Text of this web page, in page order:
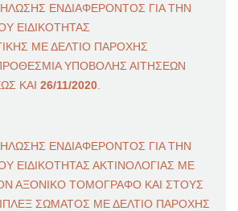
ΕΝΔΙΑΦΕΡΟΝΤΟΣ ΓΙΑ ΤΗΝ
ΕΙΔΙΚΟΤΗΤΑΣ
ΜΕ ΔΕΛΤΙΟ ΠΑΡΟΧΗΣ
ΥΠΟΒΟΛΗΣ ΑΙΤΗΣΕΩΝ
ΚΑΙ 26/11/2020
ΕΝΔΙΑΦΕΡΟΝΤΟΣ ΓΙΑ ΤΗΝ
ΕΙΔΙΚΟΤΗΤΑΣ ΑΚΤΙΝΟΛΟΓΙΑΣ ΜΕ
ΑΞΟΝΙΚΟ ΤΟΜΟΓΡΑΦΟ ΚΑΙ ΣΤΟΥΣ
ΣΩΜΑΤΟΣ ΜΕ ΔΕΛΤΙΟ ΠΑΡΟΧΗΣ